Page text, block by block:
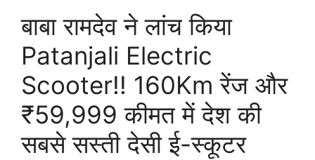
बाबा रामदेव ने लांच किया
Patanjali Electric
Scooter!! 160Km रेंज और
₹59,999 कीमत में देश की
सबसे सस्ती देसी ई-स्कूटर